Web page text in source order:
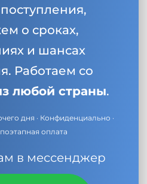
о сроках,
и шансах
Работаем со
любой страны.
дня · Конфиденциально ·
оплата
в мессенджер